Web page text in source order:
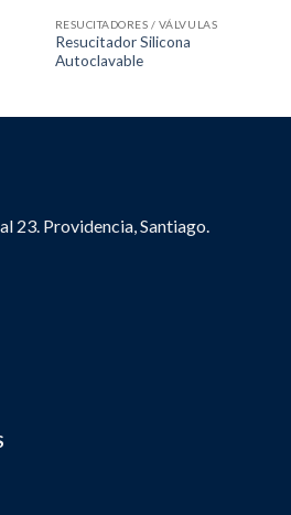
RESUCITADORES / VÁLVULAS
Resucitador Silicona
Autoclavable
23. Providencia, Santiago.